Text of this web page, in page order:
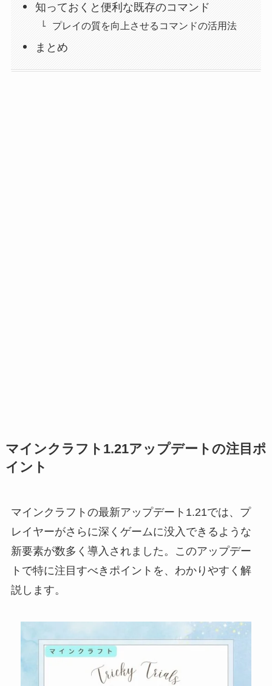
知っておくと便利な既存のコマンド
プレイの質を向上させるコマンドの活用法
まとめ
マインクラフト1.21アップデートの注目ポ
イント
マインクラフトの最新アップデート1.21では、プ
レイヤーがさらに深くゲームに没入できるような
新要素が数多く導入されました。このアップデー
トで特に注目すべきポイントを、わかりやすく解
説します。